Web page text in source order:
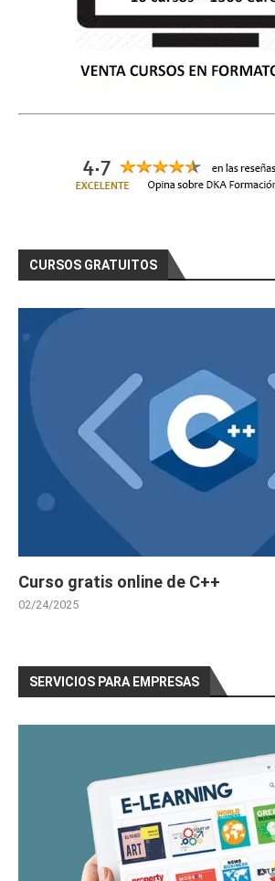
CURSOS GRATUITOS
Curso gratis online de C++
02/24/2025
SERVICIOS PARA EMPRESAS